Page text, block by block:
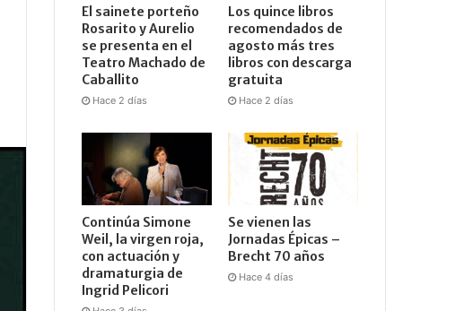
El sainete porteño
Rosarito y Aurelio
se presenta en el
Teatro Machado de
Caballito
Hace 2 días
Los quince libros
recomendados de
agosto más tres
libros con descarga
gratuita
Hace 2 días
Continúa Simone
Weil, la virgen roja,
con actuación y
dramaturgia de
Ingrid Pelicori
Se vienen las
Jornadas Épicas –
Brecht 70 años
Hace 4 días